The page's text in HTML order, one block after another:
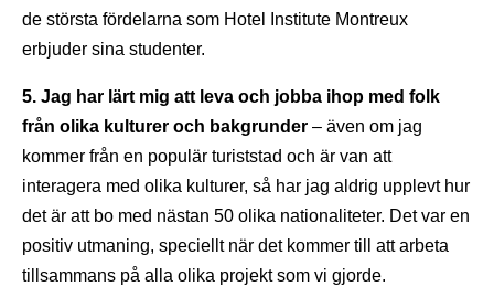
de största fördelarna som Hotel Institute Montreux
erbjuder sina studenter.
5. Jag har lärt mig att leva och jobba ihop med folk
från olika kulturer och bakgrunder – även om jag
kommer från en populär turiststad och är van att
interagera med olika kulturer, så har jag aldrig upplevt hur
det är att bo med nästan 50 olika nationaliteter. Det var en
positiv utmaning, speciellt när det kommer till att arbeta
tillsammans på alla olika projekt som vi gjorde.